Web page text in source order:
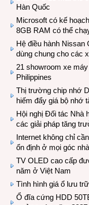
Hàn Quốc
Microsoft có kế
8GB RAM có thể
Hệ điều hành
dùng chung cho các
21 showroom xe
Philippines
Thị trường chip nhớ
hiếm đẩy giá bộ nhớ
Hội nghị Đối tác Nhà
các giải pháp tăng
Internet không chỉ
ổn định ở mọi góc nhà
TV OLED cao cấp
năm ở Việt Nam
Tình hình giá ổ lưu
Ổ đĩa cứng HDD